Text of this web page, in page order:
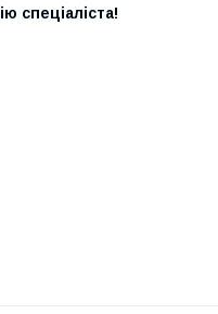
спеціаліста!